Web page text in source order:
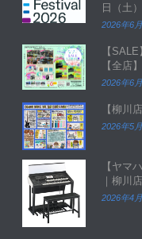
日（土）
2026年6
【
【全店】
2026年6
【柳川
2026年5
【ヤマ
｜柳川
2026年4